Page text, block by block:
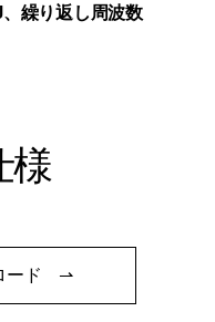
、繰り返し周波数
様
ード ⇀